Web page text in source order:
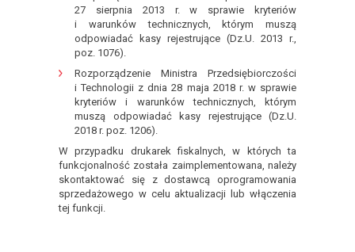
27 sierpnia 2013 r. w sprawie kryteriów
i warunków technicznych, którym muszą
odpowiadać kasy rejestrujące (Dz.U. 2013 r.,
poz. 1076).
Rozporządzenie Ministra Przedsiębiorczości
i Technologii z dnia 28 maja 2018 r. w sprawie
kryteriów i warunków technicznych, którym
muszą odpowiadać kasy rejestrujące (Dz.U.
2018 r. poz. 1206).
W przypadku drukarek fiskalnych, w których ta
funkcjonalność została zaimplementowana, należy
skontaktować się z dostawcą oprogramowania
sprzedażowego w celu aktualizacji lub włączenia
tej funkcji.